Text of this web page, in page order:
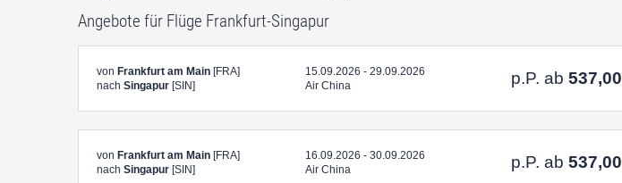
Angebote für Flüge Frankfurt-Singapur
von Frankfurt am Main [FRA]
nach Singapur [SIN]
15.09.2026 - 29.09.2026
Air China
p.P. ab 537,00
von Frankfurt am Main [FRA]
nach Singapur [SIN]
16.09.2026 - 30.09.2026
Air China
p.P. ab 537,00